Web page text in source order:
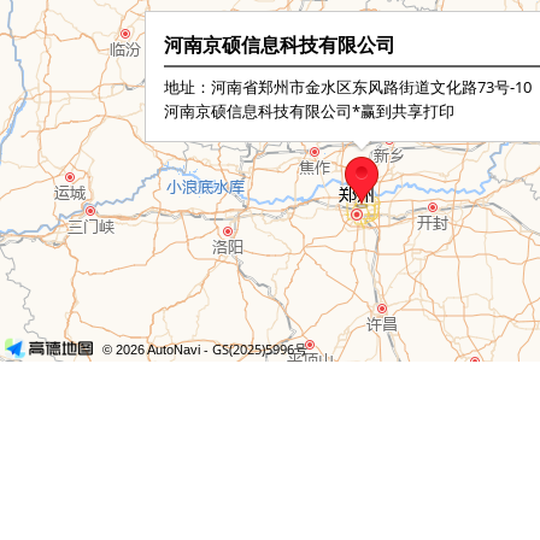
河南京硕信息科技有限公司
地址：河南省郑州市金水区东风路街道文化路73号-10
河南京硕信息科技有限公司*赢到共享打印
© 2026 AutoNavi - GS(2025)5996号